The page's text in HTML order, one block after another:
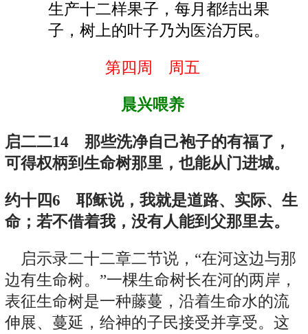
生产十二样果子，每月都结出果
子，树上的叶子乃为医治万民。
第四周 周五
晨兴喂养
启二二14 那些洗净自己袍子的有福了，
可得权柄到生命树那里，也能从门进城。
约十四6 耶稣说，我就是道路、实际、生
命；若不借着我，没有人能到父那里去。
启示录二十二章二节说，“在河这边与那
边有生命树。”一棵生命树长在河的两岸，
表征生命树是一种藤蔓，沿着生命水的流
伸展、蔓延，给神的子民接受并享受。这